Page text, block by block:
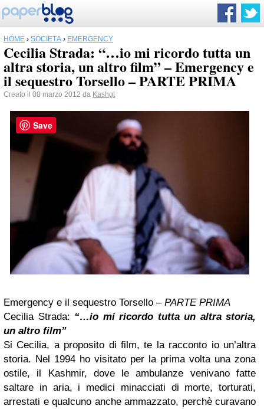
HOME › SOCIETÀ › EMERGENCY
Cecilia Strada: “…io mi ricordo tutta un
altra storia, un altro film” – Emergency e
il sequestro Torsello – PARTE PRIMA
Creato il 08 marzo 2012 da Kashgt
Emergency e il sequestro Torsello – PARTE PRIMA
Cecilia Strada: “…io mi ricordo tutta un altra storia,
un altro film”
Si Cecilia, a proposito di film, te la racconto io un’altra
storia. Nel 1994 ho visitato per la prima volta una zona
ostile, il Kashmir, dove le ambulanze venivano fatte
saltare in aria, i medici minacciati di morte, torturati,
arrestati e qualcuno anche ammazzato, perchè curavano
Save